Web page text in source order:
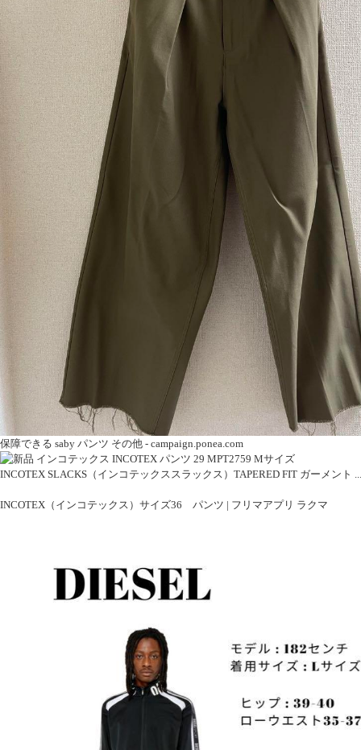
保障できる saby パンツ その他 - campaign.ponea.com
INCOTEX SLACKS（インコテックススラックス）TAPERED FIT ガーメント ...
INCOTEX（インコテックス）サイズ36 パンツ | フリマアプリ ラクマ